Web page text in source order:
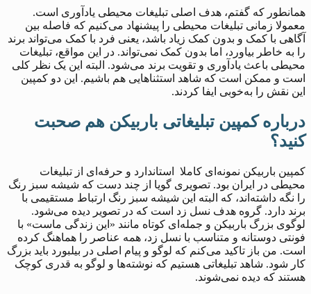
همانطور که گفتم، هدف اصلی تبلیغات محیطی یادآوری است.
معمولا زمانی تبلیغات محیطی را پیشنهاد می‌کنیم که فاصله بین
آگاهی با کمک و بدون کمک زیاد باشد، یعنی فرد با کمک می‌تواند برند
را به خاطر بیاورد، اما بدون کمک نمی‌تواند. در این مواقع، تبلیغات
محیطی باعث یادآوری و تقویت برند می‌شود. البته این یک نظر کلی
است و ممکن است که شاهد استثناهایی هم باشیم. این دو کمپین
این نقش را به‌خوبی ایفا کردند.
درباره کمپین تبلیغاتی باربیکن هم صحبت
کنید؟
کمپین باربیکن نمونه‌ای کاملا استاندارد و حرفه‌ای از تبلیغات
محیطی در ایران بود. تصویری گویا از چند دست که شیشه سبز رنگ
را نگه داشته‌اند، که البته این شیشه سبز رنگ ارتباط مستقیمی با
برند دارد. گروه هدف نسل زد است که در تصویر دیده می‌شود.
لوگوی بزرگ باربیکن و جمله‌ای کوتاه مانند «این زندگی ماست» با
فونتی دوستانه و متناسب با نسل زد، همه عناصر را هماهنگ کرده
است. من باز تاکید می‌کنم که لوگو و پیام اصلی در بیلبورد باید بزرگ
کار شود. شاهد تبلیغاتی هستیم که نوشته‌ها و لوگو به قدری کوچک
هستند که دیده نمی‌شوند.